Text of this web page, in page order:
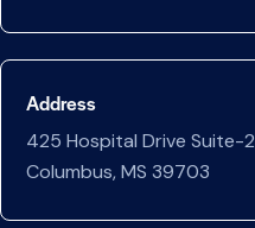
Address
425 Hospital Drive Suite-2
Columbus, MS 39703